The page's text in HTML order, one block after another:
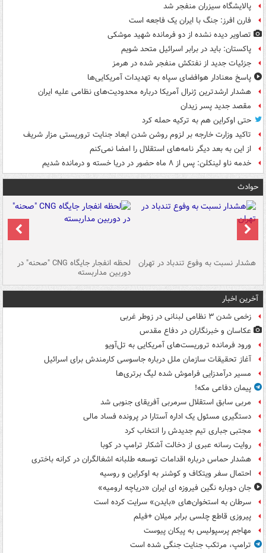
پالایشگاه سیزران منفجر شد
فارن افرز: جنگ با ایران یک فاجعه است
تصاویر دیده‌ نشده از دو فرمانده شهید موشکی
پاکستان: باید در برابر اسرائیل متحد شویم
جزئیات جدید از نفتکش منفجر شده در هرمز
پاسخ معنادار هوافضای سپاه به تهدیدات آمریکایی‌ها
هشدار ارشدترین ژنرال آمریکا درباره محدودیت‌های نظامی علیه ایران
مقصد جدید پسر زیدان
حتی اوکراین هم به ترکیه حمله کرد
تاکید وزارت خارجه بر لزوم روشن شدن ابعاد جنایت تروریستی مزار شریف
از این به بعد دیگر نامه‌های استقلال را امضا نمی‌کنم
خدمه ناو لینکلن: پس از ۸ ماه حضور در دریا خسته و درمانده‌ شدیم
حوادث
هشدار نسبت به وفوع تندباد در تهران لحظه انفجار جایگاه CNG "صحنه" در
دوربین مداربسته
آخرین اخبار
زخمی شدن ۳ نظامی لبنانی در زوطر غربی
عکاسان و خبرنگاران در دفاع مقدس
ورود فرمانده تروریست‌های آمریکایی به تل‌آویو
آغاز تحقیقات سازمان ملل درباره جاسوسی کارمندش برای اسرائیل
مسیر درآمدزایی فراموش شده لیگ برتری‌ها
پیمان دفاعی مکه!
مربی سابق استقلال سرمربی آفریقای جنوبی شد
دستگیری مسئول یک اداره آستارا در پرونده فساد مالی
مجتبی جباری تیم جدیدش را انتخاب کرد
روایت رسانه عبری از دخالت آشکار ترامپ در کوبا
هشدار حماس درباره اقدامات توسعه طلبانه اشغالگران در کرانه باختری
احتمال سفر ویتکاف و کوشنر به اوکراین و روسیه
جان دوباره نگین فیروزه ای ایران «دریاچه ارومیه»
سرطان به استخوان‌های «بایدن» سرایت کرده است
پیروزی قاطع چلسی برابر میلان +فیلم
مهاجم پرسپولیس به پیکان پیوست
ترامپ، مرتکب جنایت جنگی شده است